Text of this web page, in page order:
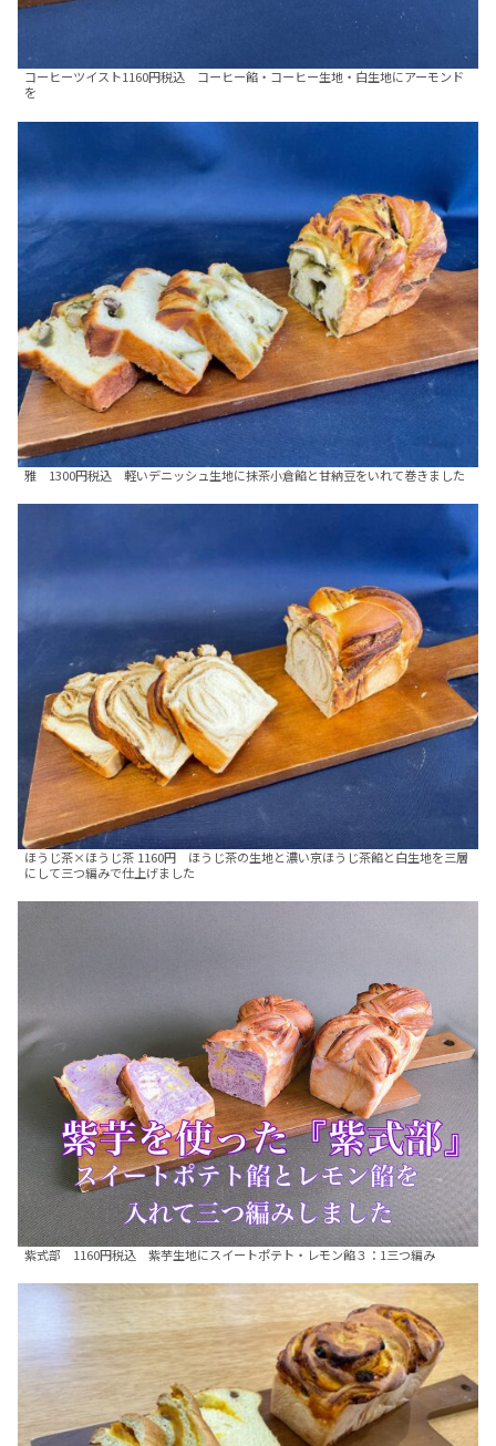
コーヒーツイスト1160円税込 コーヒー餡・コーヒー生地・白生地にアーモンド
を
雅 1300円税込 軽いデニッシュ生地に抹茶小倉餡と甘納豆をいれて巻きました
ほうじ茶×ほうじ茶 1160円 ほうじ茶の生地と濃い京ほうじ茶餡と白生地を三層
にして三つ編みで仕上げました
紫式部 1160円税込 紫芋生地にスイートポテト・レモン餡３：1三つ編み